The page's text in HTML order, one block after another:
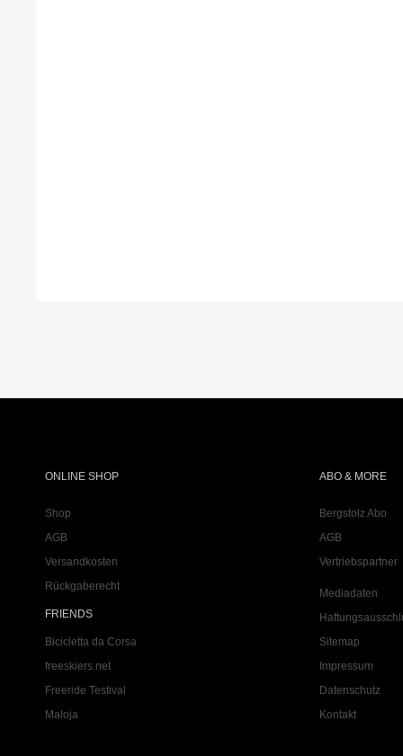
ONLINE SHOP
Shop
AGB
Versandkosten
Rückgaberecht
FRIENDS
Bicicletta da Corsa
freeskiers.net
Freeride Testival
Maloja
ABO & MORE
Bergstolz Abo
AGB
Vertriebspartner
Mediadaten
Sitemap
Impressum
Datenschutz
Kontakt